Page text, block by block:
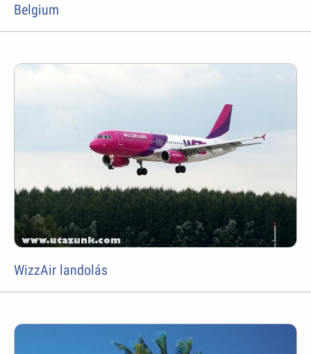
Belgium
WizzAir landolás